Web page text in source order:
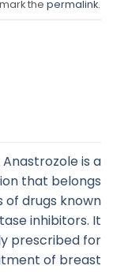
the permalink.
Anastrozole is a
that belongs
of drugs known
inhibitors. It
prescribed for
of breast